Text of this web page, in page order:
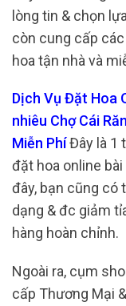
lòng tin & chọn
còn cung cấp
hoa tận nhà và
Dịch Vụ Đặt Hoa
nhiêu Chợ Cái
Miễn PhíĐây là 1
đặt hoa online
đây, bạn cũng có
dạng & đc giảm
hàng hoàn chỉnh.
Ngoài ra, cụm
cấp Thương Mại